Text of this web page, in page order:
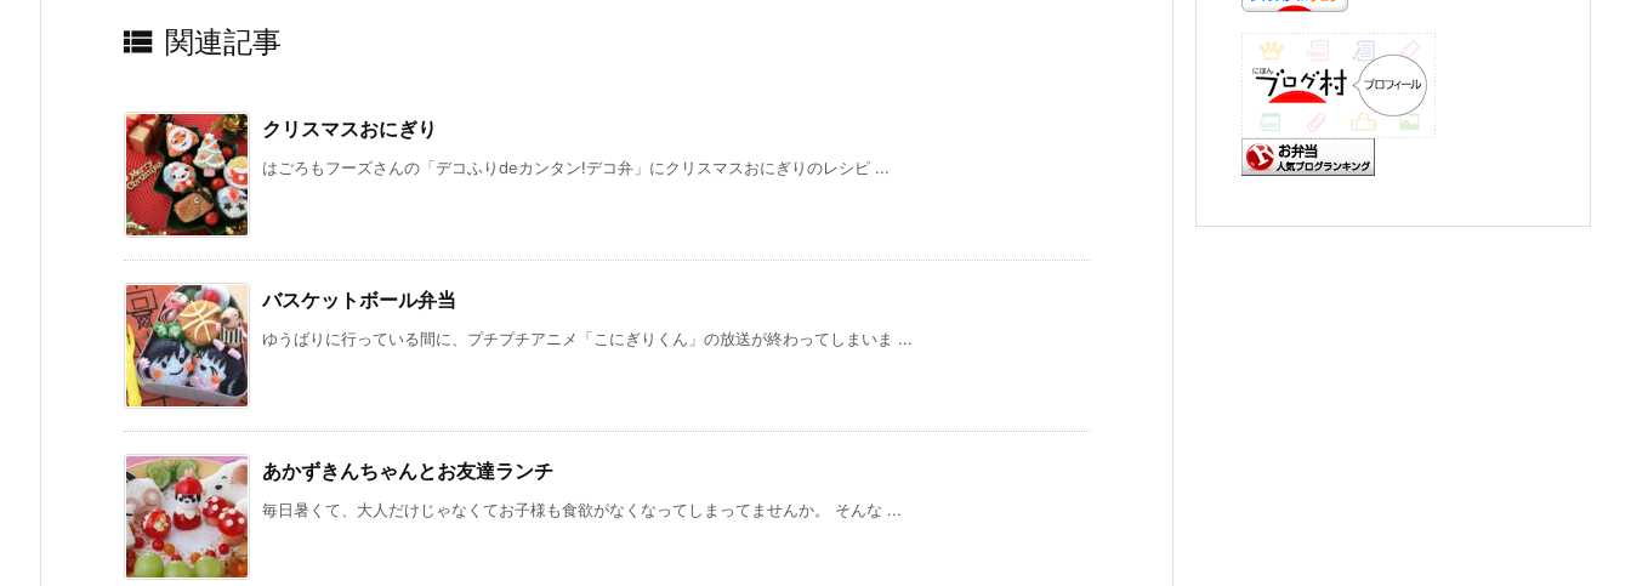
 関連記事
クリスマスおにぎり
はごろもフーズさんの「デコふりdeカンタン!デコ弁」にクリスマスおにぎりのレシピ ...
バスケットボール弁当
ゆうばりに行っている間に、プチプチアニメ「こにぎりくん」の放送が終わってしまいま ...
あかずきんちゃんとお友達ランチ
毎日暑くて、大人だけじゃなくてお子様も食欲がなくなってしまってませんか。 そんな ...